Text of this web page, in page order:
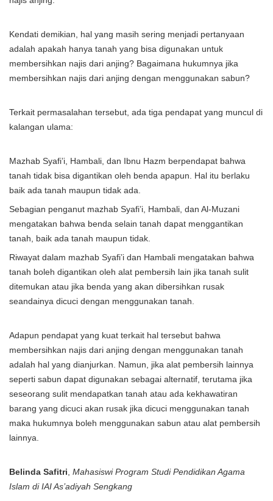
Kendati demikian, hal yang masih sering menjadi pertanyaan
adalah apakah hanya tanah yang bisa digunakan untuk
membersihkan najis dari anjing? Bagaimana hukumnya jika
membersihkan najis dari anjing dengan menggunakan sabun?
Terkait permasalahan tersebut, ada tiga pendapat yang muncul di
kalangan ulama:
Mazhab Syafi’i, Hambali, dan Ibnu Hazm berpendapat bahwa
tanah tidak bisa digantikan oleh benda apapun. Hal itu berlaku
baik ada tanah maupun tidak ada.
Sebagian penganut mazhab Syafi’i, Hambali, dan Al-Muzani
mengatakan bahwa benda selain tanah dapat menggantikan
tanah, baik ada tanah maupun tidak.
Riwayat dalam mazhab Syafi’i dan Hambali mengatakan bahwa
tanah boleh digantikan oleh alat pembersih lain jika tanah sulit
ditemukan atau jika benda yang akan dibersihkan rusak
seandainya dicuci dengan menggunakan tanah.
Adapun pendapat yang kuat terkait hal tersebut bahwa
membersihkan najis dari anjing dengan menggunakan tanah
adalah hal yang dianjurkan. Namun, jika alat pembersih lainnya
seperti sabun dapat digunakan sebagai alternatif, terutama jika
seseorang sulit mendapatkan tanah atau ada kekhawatiran
barang yang dicuci akan rusak jika dicuci menggunakan tanah
maka hukumnya boleh menggunakan sabun atau alat pembersih
lainnya.
Belinda Safitri Mahasiswi Program Studi Pendidikan Agama
Islam di IAI As’adiyah Sengkang